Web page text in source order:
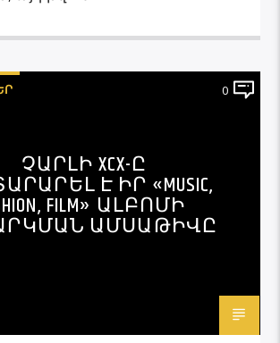
0
ՉԱՐԼԻ XCX-Ը
Է ԻՐ «MUSIC,
FILM» ԱԼԲՈՄԻ
ԱՄՍԱԹԻՎԸ